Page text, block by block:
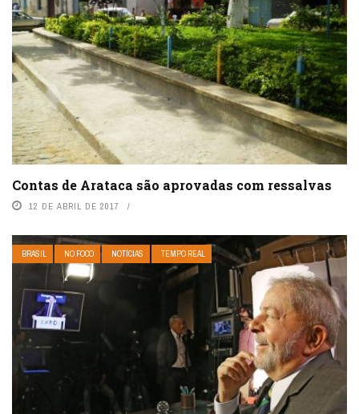
Contas de Arataca são aprovadas com ressalvas
12 DE ABRIL DE 2017
BRASIL NO FOCO NOTÍCIAS TEMPO REAL